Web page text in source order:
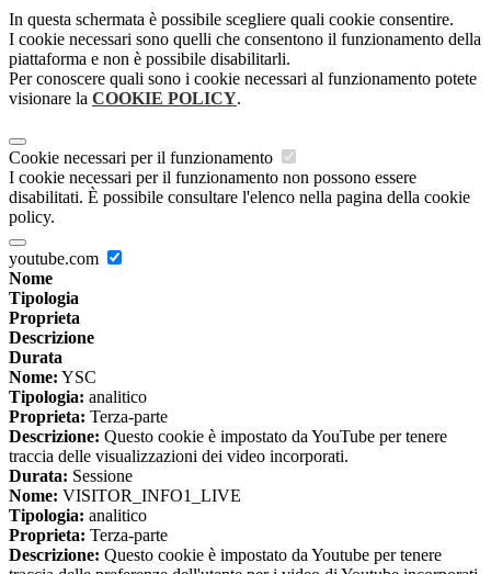
In questa schermata è possibile scegliere quali cookie consentire.
I cookie necessari sono quelli che consentono il funzionamento della
piattaforma e non è possibile disabilitarli.
Per conoscere quali sono i cookie necessari al funzionamento potete
visionare la COOKIE POLICY.
Cookie necessari per il funzionamento
I cookie necessari per il funzionamento non possono essere
disabilitati. È possibile consultare l'elenco nella pagina della cookie
policy.
youtube.com
Nome
Tipologia
Proprieta
Descrizione
Durata
Nome: YSC
Tipologia: analitico
Proprieta: Terza-parte
Descrizione: Questo cookie è impostato da YouTube per tenere
traccia delle visualizzazioni dei video incorporati.
Durata: Sessione
Nome: VISITOR_INFO1_LIVE
Tipologia: analitico
Proprieta: Terza-parte
Descrizione: Questo cookie è impostato da Youtube per tenere